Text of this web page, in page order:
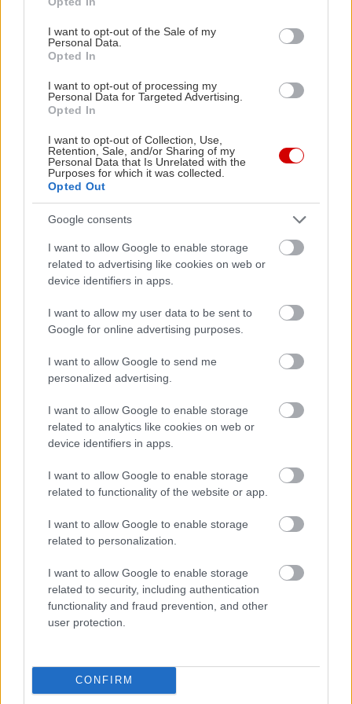
use your data for below specified purposes in below Google
consent section.
I want to opt-out of the Sale of my
Personal Data.
Opted In
I want to opt-out of processing my
Personal Data for Targeted Advertising.
Opted In
I want to opt-out of Collection, Use,
Retention, Sale, and/or Sharing of my
Personal Data that Is Unrelated with the
Purposes for which it was collected.
Opted Out
Google consents
I want to allow Google to enable storage
related to advertising like cookies on web or
device identifiers in apps.
I want to allow my user data to be sent to
Google for online advertising purposes.
I want to allow Google to send me
personalized advertising.
I want to allow Google to enable storage
related to analytics like cookies on web or
device identifiers in apps.
I want to allow Google to enable storage
related to functionality of the website or app.
I want to allow Google to enable storage
related to personalization.
I want to allow Google to enable storage
related to security, including authentication
functionality and fraud prevention, and other
user protection.
CONFIRM
κάθε κιλό που σηκώνεις μετράει με απόλυτη
ακρίβεια, ιδιαίτερα αν θες να «σπάσεις» ατομικά
ρεκόρ ή να ελέγχεις προοδευτικά την δύναμή σου.
Να γραφτώ;
Δεν είναι ότι δεν υπάρχουν στην Αθήνα χώροι
προπόνησης υψηλού επιπέδου. Απλώς το Ultra
Flex απευθύνεται σε όλους τους λάτρεις της
σοβαρής προπόνησης δύναμης, που δεν
αρέσκονται στο να κάνουν αερόβια ομαδικά
προγράμματα, που δεν γράφονται γυμναστήριο
για να πάνε έναν μήνα και να σταματήσουν.
Σε εκείνους που θέλουν να δουλέψουν
ολοκληρωμένα κάθε γωνία, κάθε κίνηση στην
προπόνησή τους, με εξοπλισμό τελευταίας γενιάς,
που προσαρμόζεται πλήρως στους στόχους του.
Μοναδικό μείον, το γεγονός ότι η διαμόρφωση
των ορόφων δεν ευνοεί την εκτέλεση supersets
για ανταγωνιστικές μυϊκές ομάδες. Όχι πώς δεν
μπορούν να γίνουν, απλώς θα χρειαστεί σωστό
πλανάρισμα.
Εν κατακλείδι, το γυμναστήριο δεν είναι φτηνό, αν
όμως παίρνεις το θέμα «προπόνηση» σοβαρά, και
θες να έχεις όλο τον κορυφαίο εξοπλισμό στα
χέρια σου (και στα πόδια, και την πλάτη σου), τότε
σίγουρα αξίζει να κάνεις συνδρομή.